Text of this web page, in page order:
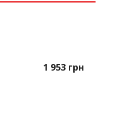
1 953 грн